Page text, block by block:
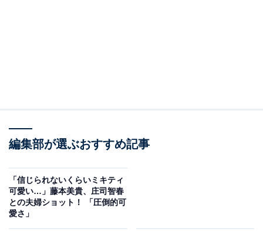
編集部が選ぶおすすめ記事
「信じられないくらいミキティ
可愛い…」藤本美貴、庄司智春
との夫婦ショット！ 「圧倒的可
愛さ」